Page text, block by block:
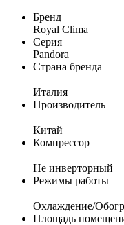
Бренд
Royal Clima
Серия
Pandora
Страна бренда
Италия
Производитель
Китай
Компрессор
Не инверторный
Режимы работы
Охлаждение/
Площадь